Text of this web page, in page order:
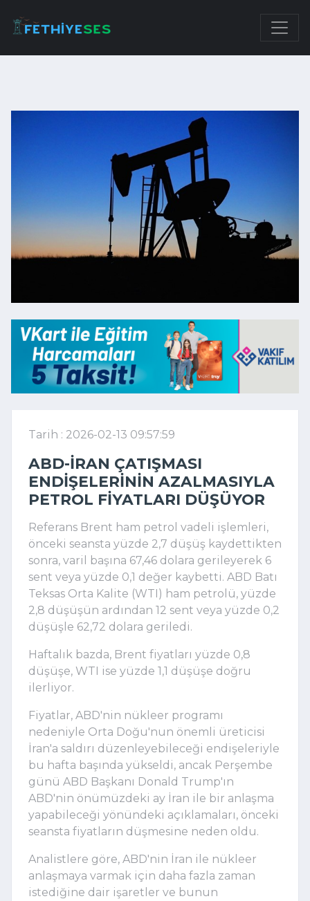
Tarih : 2026-02-13 09:57:59
ABD-İRAN ÇATIŞMASI
ENDIŞELERININ AZALMASIYLA
PETROL FIYATLARI DÜŞÜYOR
Referans Brent ham petrol vadeli işlemleri,
önceki seansta yüzde 2,7 düşüş kaydettikten
sonra, varil başına 67,46 dolara gerileyerek 6
sent veya yüzde 0,1 değer kaybetti. ABD Batı
Teksas Orta Kalite (WTI) ham petrolü, yüzde
2,8 düşüşün ardından 12 sent veya yüzde 0,2
düşüşle 62,72 dolara geriledi.
Haftalık bazda, Brent fiyatları yüzde 0,8
düşüşe, WTI ise yüzde 1,1 düşüşe doğru
ilerliyor.
Fiyatlar, ABD'nin nükleer programı
nedeniyle Orta Doğu'nun önemli üreticisi
İran'a saldırı düzenleyebileceği endişeleriyle
bu hafta başında yükseldi, ancak Perşembe
günü ABD Başkanı Donald Trump'ın
ABD'nin önümüzdeki ay İran ile bir anlaşma
yapabileceği yönündeki açıklamaları, önceki
seansta fiyatların düşmesine neden oldu.
Analistlere göre, ABD'nin İran ile nükleer
anlaşmaya varmak için daha fazla zaman
istediğine dair işaretler ve bunun